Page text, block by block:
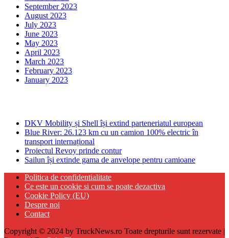
September 2023
August 2023
July 2023
June 2023
May 2023
April 2023
March 2023
February 2023
January 2023
DKV Mobility și Shell își extind parteneriatul european
Blue River: 26.123 km cu un camion 100% electric în
transport internațional
Proiectul Revoy prinde contur
Sailun își extinde gama de anvelope pentru camioane
Politica de confidentialitate
Ce este un cookie si cum se poate dezactiva
Cookie Policy (EU)
Despre noi
Contact
Copyright © 2024 by TruckNews.ro Toate drepturile sunt rezervate |